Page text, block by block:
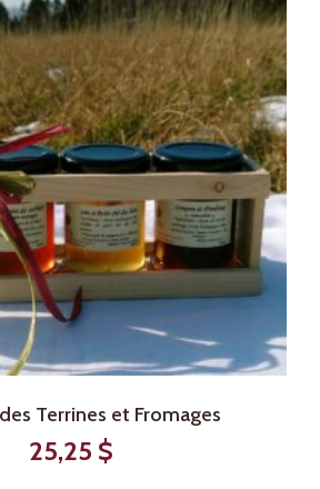
Terrines et Fromages
25,25 $